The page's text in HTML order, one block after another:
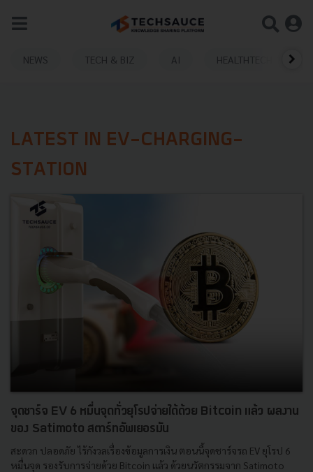
NEWS TECH & BIZ AI HEALTHTECH
LATEST IN EV-CHARGING-
STATION
จุดชาร์จ EV 6 หมื่นจุดทั่วยุโรปจ่ายได้ด้วย Bitcoin แล้ว ผลงาน
ของ Satimoto สตาร์ทอัพเยอรมัน
สะดวก ปลอดภัย ไร้กังวลเรื่องข้อมูลการเงิน ตอนนี้จุดชาร์จรถ EV ยุโรป 6
หมื่นจุด รองรับการจ่ายด้วย Bitcoin แล้ว ด้วยนวัตกรรมจาก Satimoto